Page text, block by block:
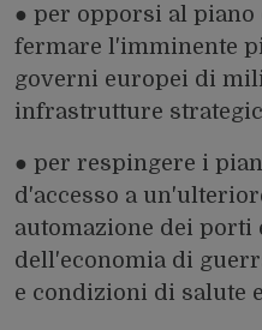
● per opporsi al
fermare l'imminente
governi europei di
infrastrutture
● per respingere i
d'accesso a
automazione dei porti
dell'economia di
e condizioni di salute